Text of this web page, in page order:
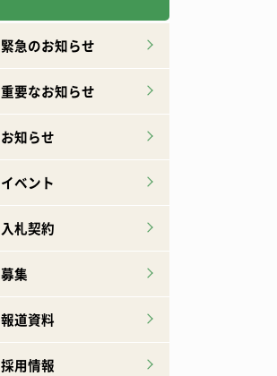
緊急のお知らせ
重要なお知らせ
お知らせ
イベント
入札契約
募集
報道資料
採用情報